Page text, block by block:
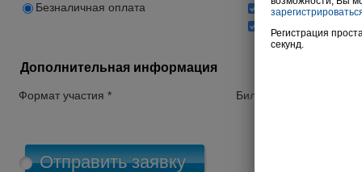
Безналичная оплата
Подписаться на
Согласен на
Дополнительная информация
Формат участия * Билет *